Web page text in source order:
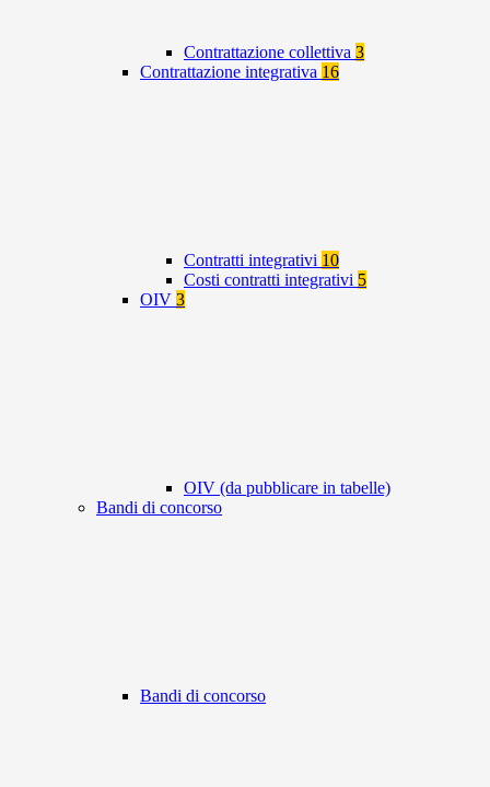
Contrattazione collettiva 3
Contrattazione integrativa 16
Contratti integrativi 10
Costi contratti integrativi 5
OIV 3
OIV (da pubblicare in tabelle)
Bandi di concorso
Bandi di concorso